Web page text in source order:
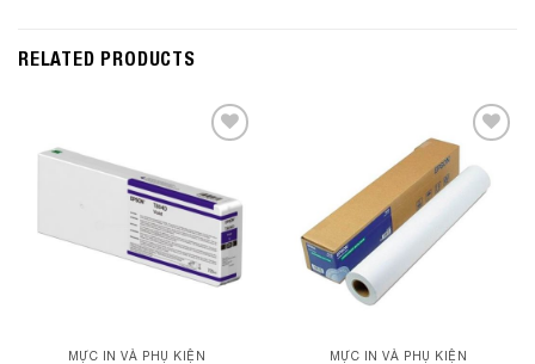
RELATED PRODUCTS
MỰC IN VÀ PHỤ KIỆN
Wishlist
MỰC IN VÀ PHỤ KIỆN